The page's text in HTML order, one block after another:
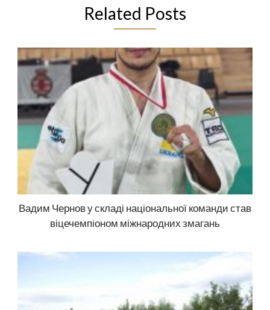
Related Posts
Вадим Чернов у складі національної команди став
віцечемпіоном міжнародних змагань